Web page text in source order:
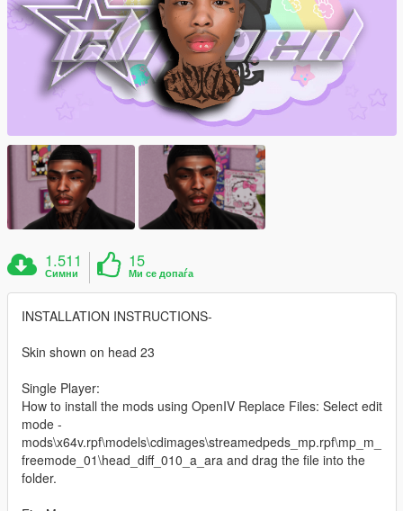
1.511
Симни
15
Ми се допаѓа
INSTALLATION INSTRUCTIONS-
Skin shown on head 23
Single Player:
How to install the mods using OpenIV Replace Files: Select edit
mode -
mods\x64v.rpf\models\cdimages\streamedpeds_mp.rpf\mp_m_
freemode_01\head_diff_010_a_ara and drag the file into the
folder.